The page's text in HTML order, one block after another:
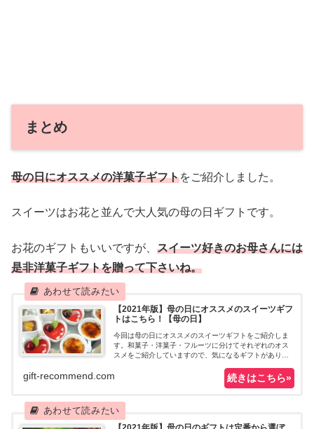
まとめ
母の日にオススメの洋菓子ギフトをご紹介しました。
スイーツはお花と並んで大人気の母の日ギフトです。
お花のギフトもいいですが、 スイーツ好きのお母さんには
是非洋菓子ギフトを贈って下さいね。
【2021年版】母の日にオススメのスイーツギフ
トはこちら！【母の日】
今回は母の日にオススメのスイーツギフトをご紹介しま
す。和菓子・洋菓子・フルーツに分けてそれぞれのオス
スメをご紹介していますので、気になるギフトがありま
gift-recommend.com